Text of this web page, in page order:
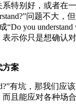
特别好，或者在
问题不大，
“Do you understand
示你只是想确认
方案
有坑，那我们应
且能应对各种场合